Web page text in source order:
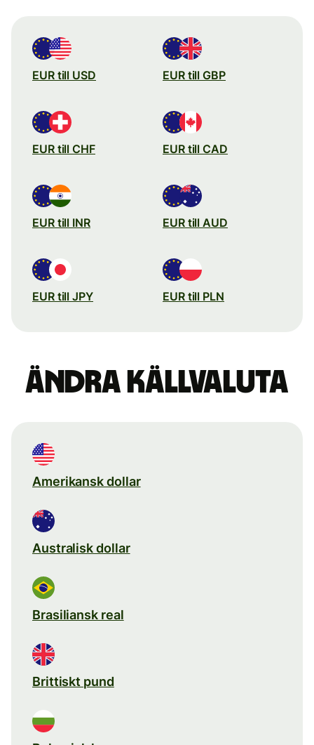
EUR till USD EUR till GBP
EUR till CHF EUR till CAD
EUR till INR EUR till AUD
EUR till JPY EUR till PLN
Ändra källvaluta
Amerikansk dollar
Australisk dollar
Brasiliansk real
Brittiskt pund